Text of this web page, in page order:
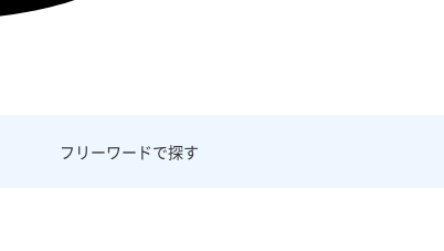
フリーワードで探す